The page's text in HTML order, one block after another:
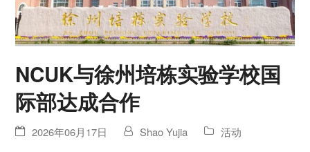
NCUK与徐州培栋实验学校国
际部达成合作
2026年06月17日 Shao Yujia 活动